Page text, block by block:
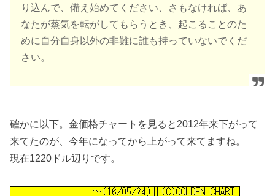
り込んで、備え始めてください、さもなければ、あ
なたが蒸気を転がしてもらうとき、起こることのた
めに自分自身以外の非難に誰も持っていないでくだ
さい。
確かに以下。金価格チャートを見ると2012年来下がって
来てたのが、今年になってから上がって来てますね。
現在1220ドル辺りです。